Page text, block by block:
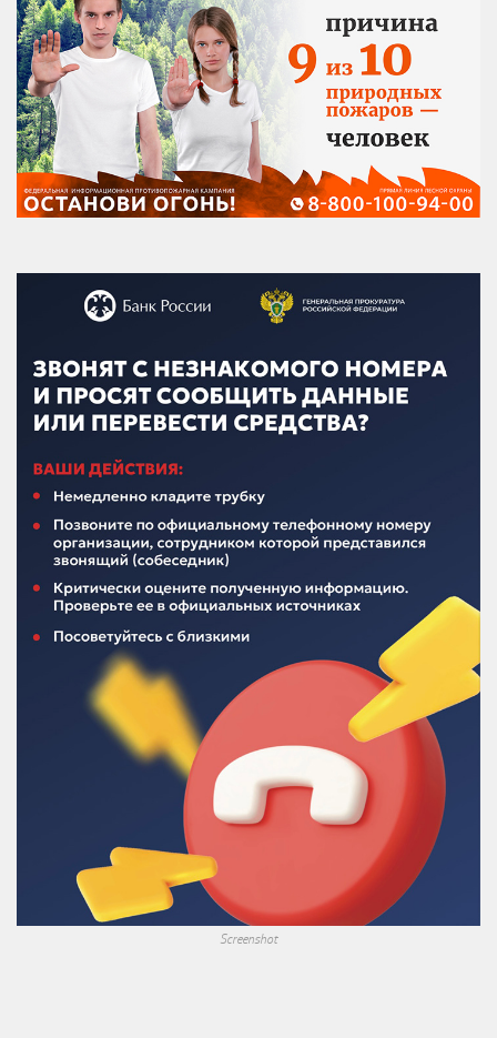
Screenshot